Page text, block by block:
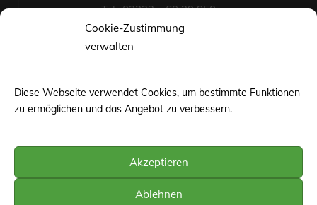
Cookie-Zustimmung
verwalten
Diese Webseite verwendet Cookies, um bestimmte Funktionen
zu ermöglichen und das Angebot zu verbessern.
Akzeptieren
Ablehnen
Tel.: 02333 – 60 39 850
Fax-Nr.: 02333 – 60 39 852
©web-base.org | Wuppertal